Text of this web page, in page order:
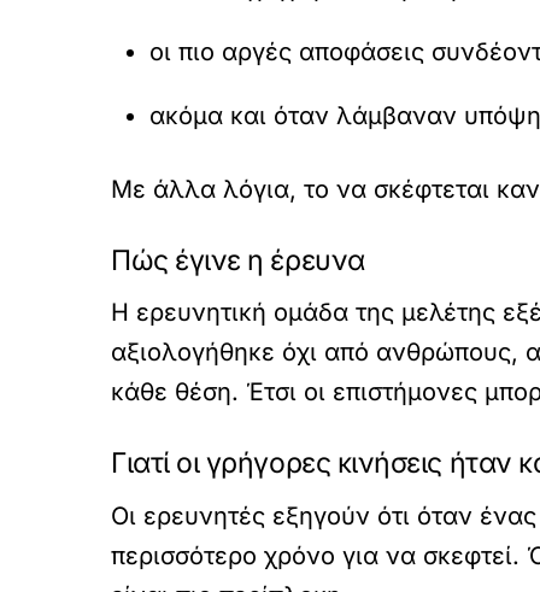
οι πιο αργές αποφάσεις
ακόμα και όταν λάμβαναν
Με άλλα λόγια, το να σκέφτεται
Πώς έγινε η έρευνα
Η ερευνητική ομάδα της μελέτης
αξιολογήθηκε όχι από ανθρώπους,
κάθε θέση. Έτσι οι επιστήμονες
Γιατί οι γρήγορες κινήσεις ήταν
Οι ερευνητές εξηγούν ότι όταν
περισσότερο χρόνο για να